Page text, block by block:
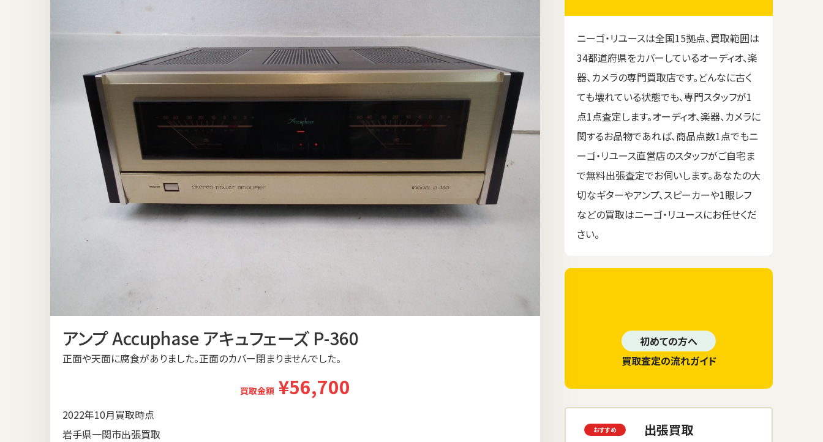
アンプ Accuphase アキュフェーズ P-360
正面や天面に腐食がありました。正面のカバー閉まりませんでした。
買取金額 ¥56,700
2022年10月買取時点
岩手県一関市出張買取
ニーゴ・リユースは全国15拠点、買取範囲は
34都道府県をカバーしているオーディオ、楽
器、カメラの専門買取店です。どんなに古く
ても壊れている状態でも、専門スタッフが1
点1点査定します。オーディオ、楽器、カメラに
関するお品物であれば、商品点数1点でもニ
ーゴ・リユース直営店のスタッフがご自宅ま
で無料出張査定でお伺いします。あなたの大
切なギターやアンプ、スピーカーや1眼レフ
などの買取はニーゴ・リユースにお任せくだ
さい。
初めての方へ
買取査定の流れガイド
出張買取